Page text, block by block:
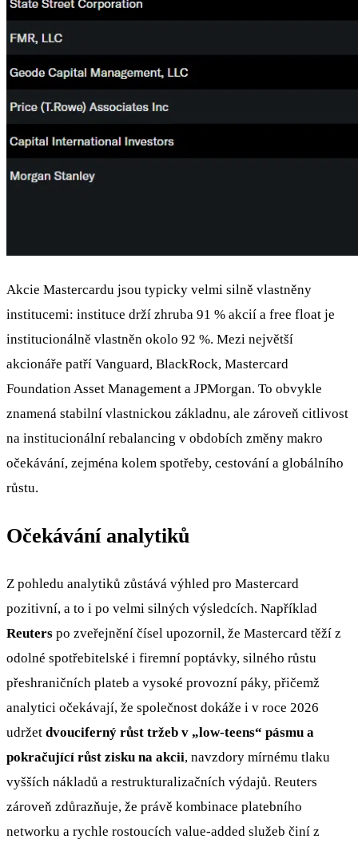
Akcie Mastercardu jsou typicky velmi silně vlastněny
institucemi: instituce drží zhruba 91 % akcií a free float je
institucionálně vlastněn okolo 92 %. Mezi největší
akcionáře patří Vanguard, BlackRock, Mastercard
Foundation Asset Management a JPMorgan. To obvykle
znamená stabilní vlastnickou základnu, ale zároveň citlivost
na institucionální rebalancing v obdobích změny makro
očekávání, zejména kolem spotřeby, cestování a globálního
růstu.
Očekávání analytiků
Z pohledu analytiků zůstává výhled pro Mastercard
pozitivní, a to i po velmi silných výsledcích. Například
Reuters po zveřejnění čísel upozornil, že Mastercard těží z
odolné spotřebitelské i firemní poptávky, silného růstu
přeshraničních plateb a vysoké provozní páky, přičemž
analytici očekávají, že společnost dokáže i v roce 2026
udržet dvouciferný růst tržeb v „low-teens“ pásmu a
pokračující růst zisku na akcii, navzdory mírnému tlaku
vyšších nákladů a restrukturalizačních výdajů. Reuters
zároveň zdůrazňuje, že právě kombinace platebního
networku a rychle rostoucích value-added služeb činí z